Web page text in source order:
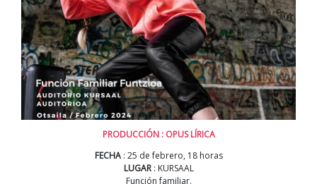
PRODUCCIÓN : OPUS LÍRICA
FECHA: 25 de febrero, 18 horas
LUGAR: KURSAAL
Función familiar.